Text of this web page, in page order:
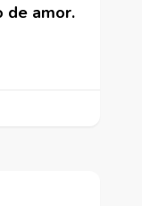
de amor.